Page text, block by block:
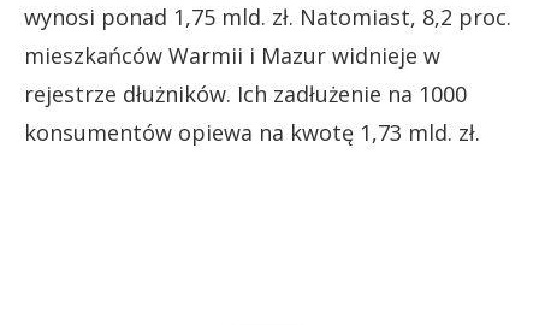
wynosi ponad 1,75 mld. zł. Natomiast, 8,2 proc.
mieszkańców Warmii i Mazur widnieje w
rejestrze dłużników. Ich zadłużenie na 1000
konsumentów opiewa na kwotę 1,73 mld. zł.